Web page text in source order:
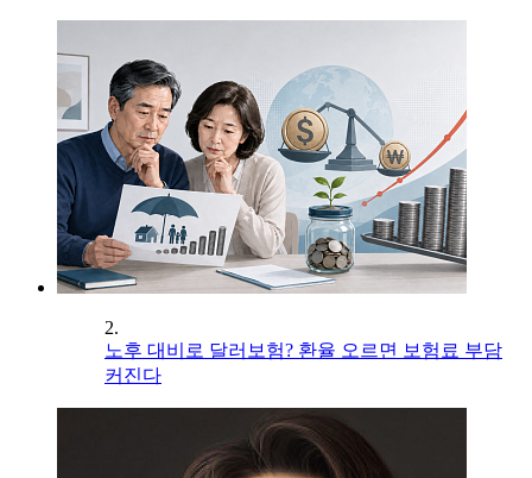
2.
노후 대비로 달러보험? 환율 오르면 보험료 부담
커진다